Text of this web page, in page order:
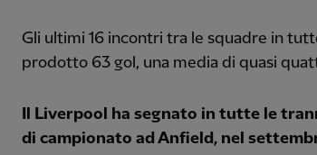
Gli ultimi 16 incontri tra le squadre in
prodotto 63 gol, una media di quasi
Il Liverpool ha segnato in tutte le
di campionato ad Anfield, nel